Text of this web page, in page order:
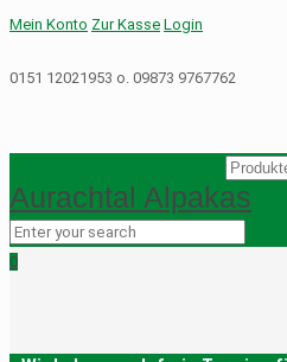
Mein Konto Zur Kasse Login
0151 12021953 o. 09873 9767762
Suche
nach:
Aurachtal Alpakas
0